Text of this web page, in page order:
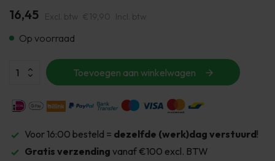
16,45 Excl. btw €19,90 Incl. btw
Op voorraad
Toevoegen aan winkelwagen
Voor 16:00 besteld = dezelfde (werk)dag verstuurd!
Gratis verzending vanaf €100 excl. BTW